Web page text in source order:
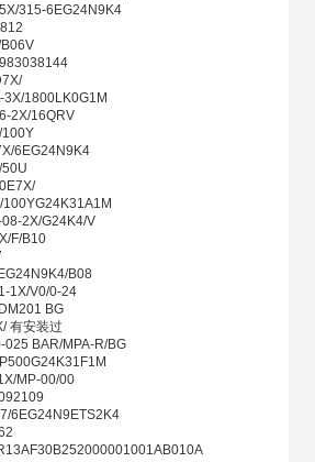
315-6EG24N9K4
1800LK0G1M
2X/16QRV
6EG24N9K4
2X/G24K4/V
F/B10
B08
1X/V0/0-24
BG
有安装过
BAR/MPA-R/BG
MP-00/00
6EG24N9ETS2K4